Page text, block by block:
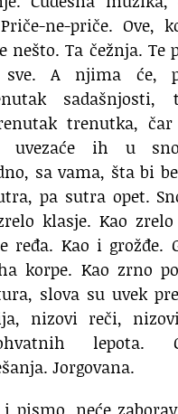
ne-priče. Ove,
nešto. Ta čežnja. Te
A njima će,
sadašnjosti,
trenutka, čar
uvezaće ih u
sa vama, šta bi
pa sutra opet.
klasje. Kao
ređa. Kao i grožđe.
korpe. Kao zrno
slova su uvek
nizovi reči,
lepota.
Jorgovana.
i pismo, neće